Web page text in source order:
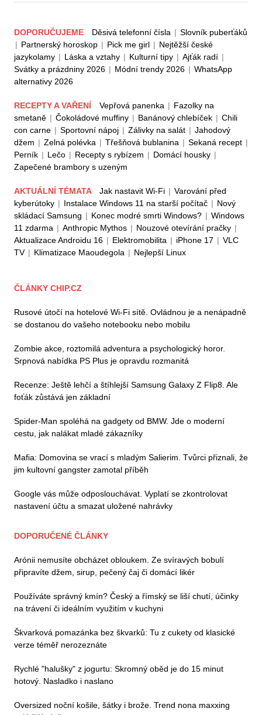
DOPORUČUJEME Děsivá telefonní čísla | Slovník puberťáků
| Partnerský horoskop | Pick me girl | Nejtěžší české
jazykolamy | Láska a vztahy | Kulturní tipy | Ajťák radí |
Svátky a prázdniny 2026 | Módní trendy 2026 | WhatsApp
alternativy 2026
RECEPTY A VAŘENÍ Vepřová panenka | Fazolky na
smetaně | Čokoládové muffiny | Banánový chlebíček | Chili
con carne | Sportovní nápoj | Zálivky na salát | Jahodový
džem | Zelná polévka | Třešňová bublanina | Sekaná recept |
Perník | Lečo | Recepty s rybízem | Domácí housky |
Zapečené brambory s uzeným
AKTUÁLNÍ TÉMATA Jak nastavit Wi-Fi | Varování před
kyberútoky | Instalace Windows 11 na starší počítač | Nový
skládací Samsung | Konec modré smrti Windows? | Windows
11 zdarma | Anthropic Mythos | Nouzové otevírání pračky |
Aktualizace Androidu 16 | Elektromobilita | iPhone 17 | VLC
TV | Klimatizace Maoudegola | Nejlepší Linux
ČLÁNKY CHIP.CZ
Rusové útočí na hotelové Wi-Fi sítě. Ovládnou je a nenápadně
se dostanou do vašeho notebooku nebo mobilu
Zombie akce, roztomilá adventura a psychologický horor.
Srpnová nabídka PS Plus je opravdu rozmanitá
Recenze: Ještě lehčí a štíhlejší Samsung Galaxy Z Flip8. Ale
foťák zůstává jen základní
Spider-Man spoléhá na gadgety od BMW. Jde o moderní
cestu, jak nalákat mladé zákazníky
Mafia: Domovina se vrací s mladým Salierim. Tvůrci přiznali, že
jim kultovní gangster zamotal příběh
Google vás může odposlouchávat. Vyplatí se zkontrolovat
nastavení účtu a smazat uložené nahrávky
DOPORUČENÉ ČLÁNKY
Arónii nemusíte obcházet obloukem. Ze svíravých bobulí
připravíte džem, sirup, pečený čaj či domácí likér
Používáte správný kmín? Český a římský se liší chutí, účinky
na trávení či ideálním využitím v kuchyni
Škvarková pomazánka bez škvarků: Tu z cukety od klasické
verze téměř nerozeznáte
Rychlé "halušky" z jogurtu: Skromný oběd je do 15 minut
hotový. Nasladko i naslano
Oversized noční košile, šátky i brože. Trend nona maxxing